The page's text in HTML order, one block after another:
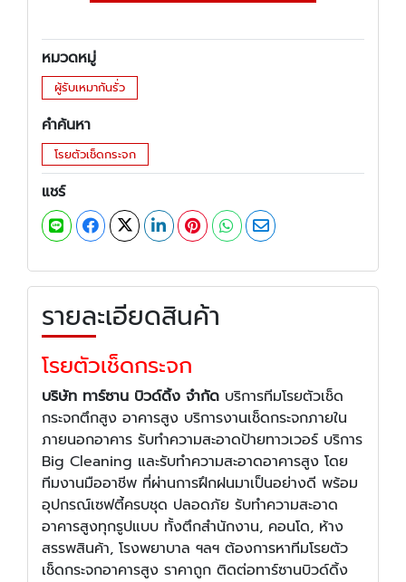
หมวดหมู่
ผู้รับเหมากันรั่ว
คำค้นหา
โรยตัวเช็ดกระจก
แชร์
รายละเอียดสินค้า
โรยตัวเช็ดกระจก
บริษัท ทาร์ซาน บิวด์ดิ้ง จำกัด บริการทีมโรยตัวเช็ด
กระจกตึกสูง อาคารสูง บริการงานเช็ดกระจกภายใน
ภายนอกอาคาร รับทำความสะอาดป้ายทาวเวอร์ บริการ
Big Cleaning และรับทำความสะอาดอาคารสูง โดย
ทีมงานมืออาชีพ ที่ผ่านการฝึกฝนมาเป็นอย่างดี พร้อม
อุปกรณ์เซฟตี้ครบชุด ปลอดภัย รับทำความสะอาด
อาคารสูงทุกรูปแบบ ทั้งตึกสำนักงาน, คอนโด, ห้าง
สรรพสินค้า, โรงพยาบาล ฯลฯ ต้องการหาทีมโรยตัว
เช็ดกระจกอาคารสูง ราคาถูก ติดต่อทาร์ซานบิวด์ดิ้ง